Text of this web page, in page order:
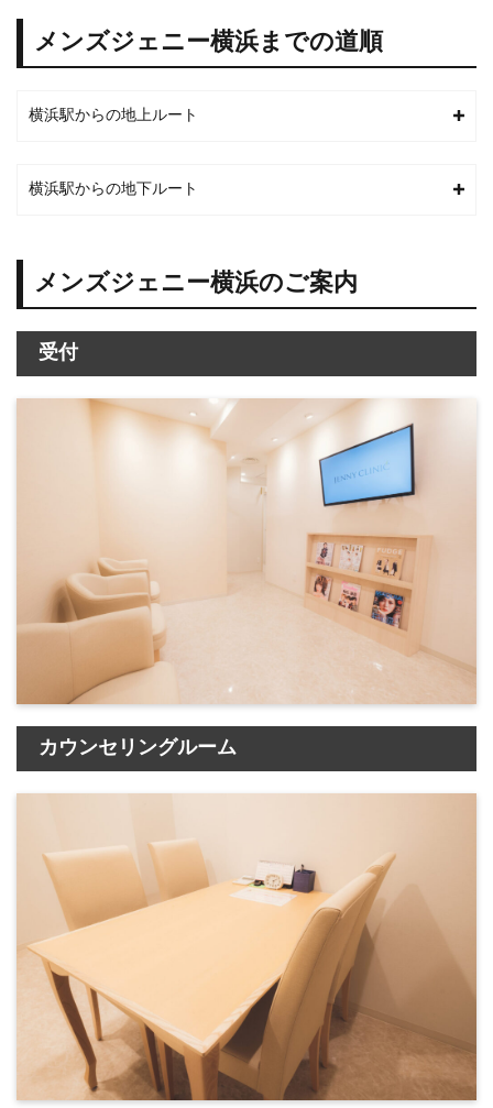
メンズジェニー横浜までの道順
横浜駅からの地上ルート
横浜駅からの地下ルート
メンズジェニー横浜のご案内
受付
カウンセリングルーム